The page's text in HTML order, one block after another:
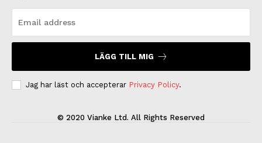
LÄGG TILL MIG
Jag har läst och accepterar Privacy Policy.
© 2020 Vianke Ltd. All Rights Reserved